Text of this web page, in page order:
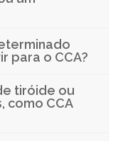
para o CCA?
tiróide ou
como CCA